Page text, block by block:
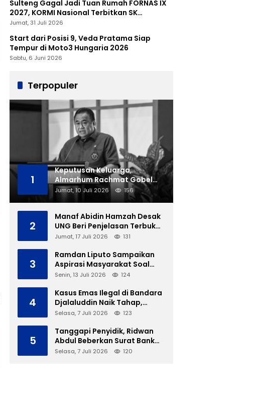
Sulteng Gagal Jadi Tuan Rumah FORNAS IX
2027, KORMI Nasional Terbitkan SK
Pencabutan
Jumat, 31 Juli 2026
Start dari Posisi 9, Veda Pratama Siap
Tempur di Moto3 Hungaria 2026
Sabtu, 6 Juni 2026
Terpopuler
1
Keputusan Keluarga,
Almarhum Rachmat Gobel
Dimakamkan di TMP Kalibata
Jumat, 10 Juli 2026 156
2
Manaf Abidin Hamzah Desak
UNG Beri Penjelasan Terbuka
Soal Polemik Ujian Skripsi
Jumat, 17 Juli 2026 131
3
Ramdan Liputo Sampaikan
Aspirasi Masyarakat Soal
LGBT di Hadapan Gubernur
Senin, 13 Juli 2026 124
4
Kasus Emas Ilegal di Bandara
Djalaluddin Naik Tahap,
Berkas Segera Dilimpahkan
Selasa, 7 Juli 2026 123
5
Tanggapi Penyidik, Ridwan
Abdul Beberkan Surat Bank
Panin Soal Lelang Aset Eks
Selasa, 7 Juli 2026 120